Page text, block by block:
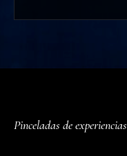
Pinceladas de experiencias